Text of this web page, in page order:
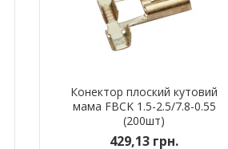
Конектор плоский кутовий
мама FBCK 1.5-2.5/7.8-0.55
(200шт)
429,13 грн.